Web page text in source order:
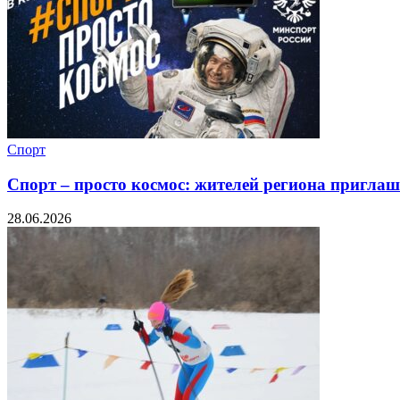
Спорт
Спорт – просто космос: жителей региона
28.06.2026